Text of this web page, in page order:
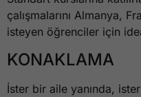
çalışmalarını Almanya,
isteyen öğrenciler için
KONAKLAMA
İster bir aile yanında,